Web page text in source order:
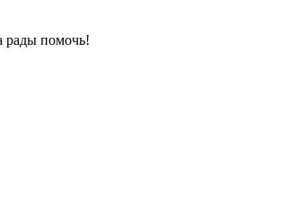
рады помочь!